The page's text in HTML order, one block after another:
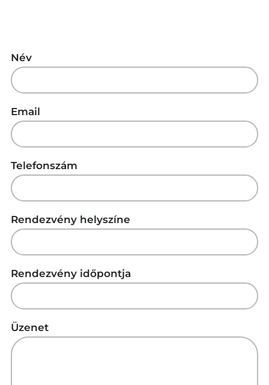
Név
Email
Telefonszám
Rendezvény helyszíne
Rendezvény időpontja
Üzenet